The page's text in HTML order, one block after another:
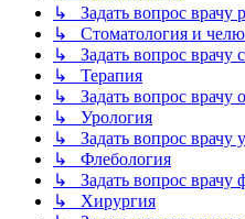
↳ Задать вопрос врачу
↳ Стоматология и
↳ Задать вопрос врачу
↳ Терапия
↳ Задать вопрос врачу
↳ Урология
↳ Задать вопрос врачу
↳ Флебология
↳ Задать вопрос врачу
↳ Хирургия